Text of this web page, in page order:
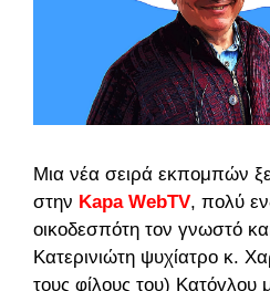
Μια νέα σειρά εκπομπών
στην Kapa WebTV, πολύ
οικοδεσπότη τον γνωστό
Κατερινιώτη ψυχίατρο κ.
τους φίλους του) Κατόγλου